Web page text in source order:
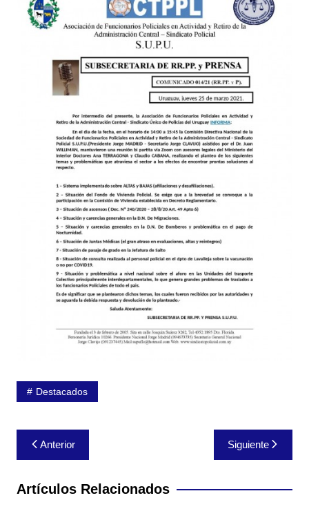
Destacados
Navegación
de
entradas
Anterior Siguiente
Artículos Relacionados